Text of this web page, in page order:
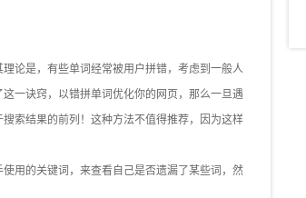
论是，有些单词经常被用户拼错，考虑到一般人
一诀窍，以错拼单词优化你的网页，那么一旦遇
索结果的前列！这种方法不值得推荐，因为这样
用的关键词，来查看自己是否遗漏了某些词，然